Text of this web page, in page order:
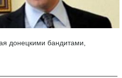
донецкими бандитами,